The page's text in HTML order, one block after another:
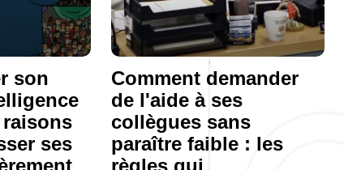
son
ses
Comment demander
de l'aide à ses
collègues sans
paraître faible : les
règles qui